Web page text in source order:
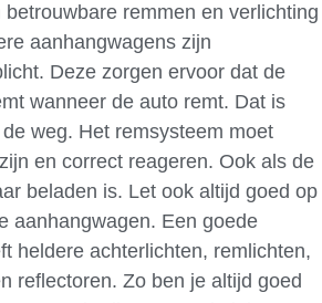
remmen en verlichting
aanhangwagens zijn
Deze zorgen ervoor dat de
wanneer de auto remt. Dat is
weg. Het remsysteem moet
en correct reageren. Ook als de
beladen is. Let ook altijd goed op
aanhangwagen. Een goede
heldere achterlichten, remlichten,
reflectoren. Zo ben je altijd goed